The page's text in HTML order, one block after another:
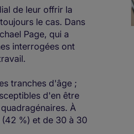
de leur offrir la
le cas. Dans
Page, qui a
interrogées ont
tranches d'âge ;
d'en être
À
%) et de 30 à 30